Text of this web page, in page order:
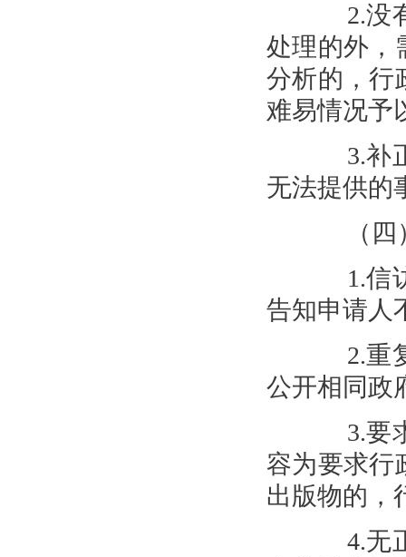
2.没有
处理的外，
分析的，行
难易情况予
3.补正
无法提供的
（四）
1.信访
告知申请人
2.重复
公开相同政
3.要求
容为要求行
出版物的，
4.无正